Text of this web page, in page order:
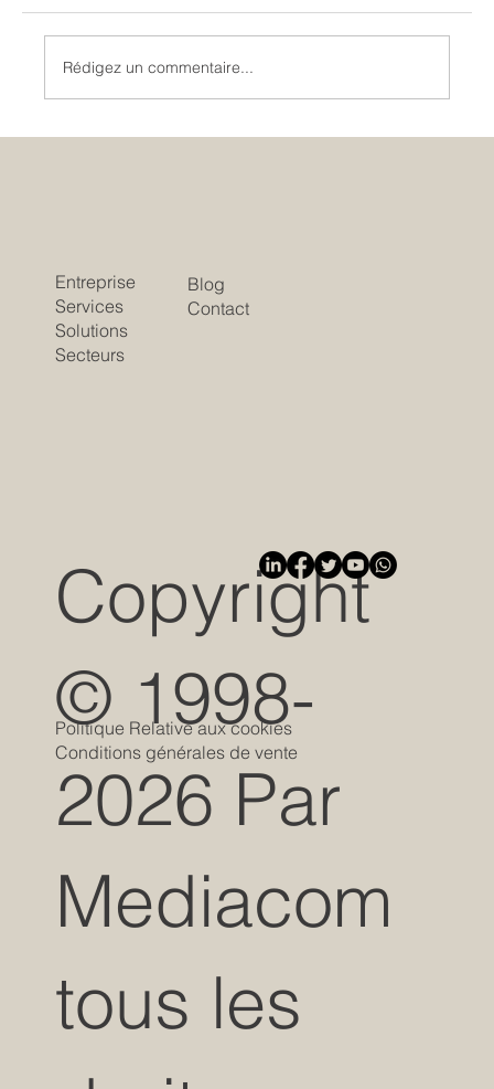
Crestron XiO Cloud.
Rédigez un commentaire...
Copyright
© 1998-
2026 Par
Mediacom
tous les
Entreprise
Services
Solutions
Secteurs
Blog
Contact
Politique Relative aux cookies
Conditions générales de vente